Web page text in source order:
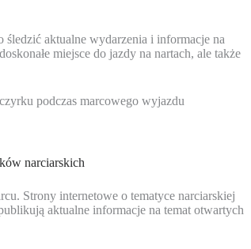
aktualne wydarzenia i informacje na
miejsce do jazdy na nartach, ale także
podczas marcowego wyjazdu
narciarskich
Strony internetowe o tematyce narciarskiej
aktualne informacje na temat otwartych